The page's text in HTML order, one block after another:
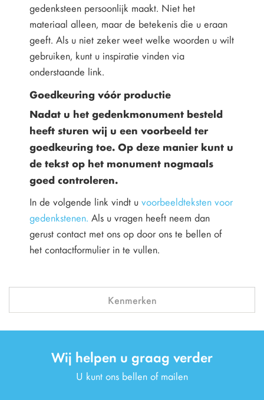
gedenksteen persoonlijk maakt. Niet het
materiaal alleen, maar de betekenis die u eraan
geeft. Als u niet zeker weet welke woorden u wilt
gebruiken, kunt u inspiratie vinden via
onderstaande link.
Goedkeuring vóór productie
Nadat u het gedenkmonument besteld
heeft sturen wij u een voorbeeld ter
goedkeuring toe. Op deze manier kunt u
de tekst op het monument nogmaals
goed controleren.
In de volgende link vindt u voorbeeldteksten voor
gedenkstenen. Als u vragen heeft neem dan
gerust contact met ons op door ons te bellen of
het contactformulier in te vullen.
Kenmerken
Wij helpen u graag verder
U kunt ons bellen of mailen